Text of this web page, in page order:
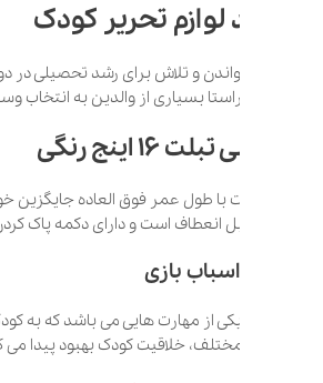
لوازم تحریر کودک
و تلاش برای رشد تحصیلی در دوران کودکی،
بسیاری از والدین به انتخاب وسایل تحریر
با طول عمر فوق العاده جایگزین خوبی برای
بازی
از مهارت هایی می باشد که به کودک کمک می
خلاقیت کودک بهبود پیدا می کند. این محصول در سایزهای مختلف